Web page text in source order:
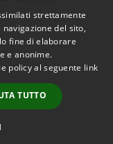
© 2026 • Comune di
• Powered by
•
Accesso
redazione
strettamente
del sito,
fine di elaborare
e anonime.
policy al seguente link
TUTTO